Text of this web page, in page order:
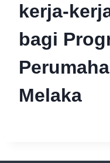
kerja-
bagi
Melaka